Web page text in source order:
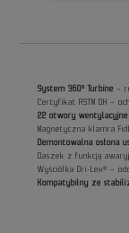
System 360° Turbine –
Certyfikat ASTM DH –
22 otwory wentylacyjne
Magnetyczna klamra
Demontowalna osłona
Daszek z funkcją
Wyściółka Dri-Lex® –
Kompatybilny ze